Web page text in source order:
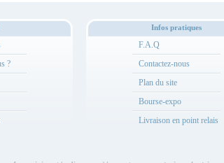
?
Infos pratiques
F.A.Q
Contactez-nous
Plan du site
Bourse-expo
Livraison en point relais